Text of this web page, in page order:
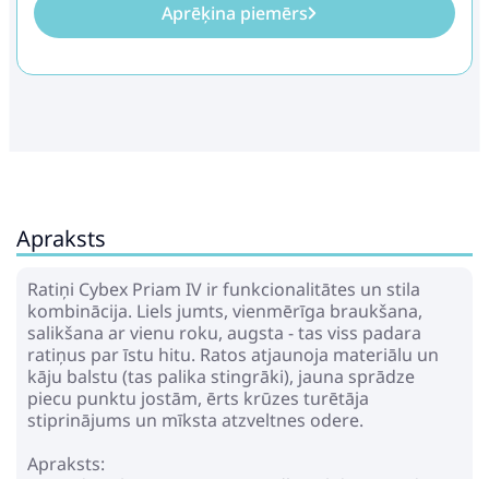
Aprēķina piemērs
Apraksts
Ratiņi Cybex Priam IV ir funkcionalitātes un stila
kombinācija. Liels jumts, vienmērīga braukšana,
salikšana ar vienu roku, augsta - tas viss padara
ratiņus par īstu hitu. Ratos atjaunoja materiālu un
kāju balstu (tas palika stingrāki), jauna sprādze
piecu punktu jostām, ērts krūzes turētāja
stiprinājums un mīksta atzveltnes odere.
Apraksts: